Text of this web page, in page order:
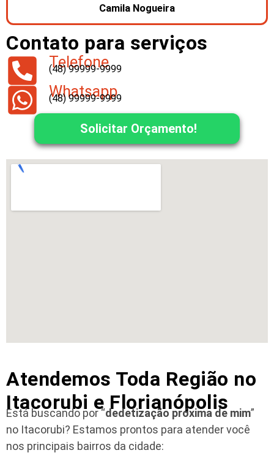
Camila Nogueira
Contato para serviços
Telefone
(48) 99999-9999
Whatsapp
(48) 99999-9999
Solicitar Orçamento!
Atendemos Toda Região no
Itacorubi e Florianópolis
Está buscando por “dedetização próxima de mim”
no Itacorubi? Estamos prontos para atender você
nos principais bairros da cidade: